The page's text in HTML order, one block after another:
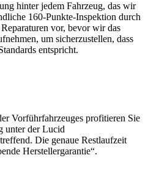
hinter jedem Fahrzeug, das wir
160-Punkte-Inspektion durch
vor, bevor wir das
um sicherzustellen, dass
entspricht.
Vorführfahrzeuges profitieren Sie
unter der Lucid
Die genaue Restlaufzeit
Herstellergarantie“.